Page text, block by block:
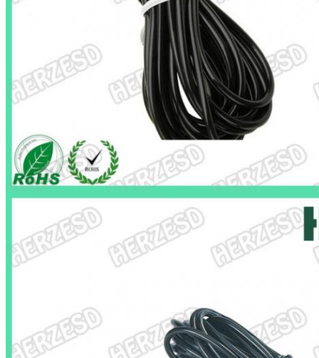
Zostaw wiadomość
Oddzwonimy wkrótce!
Zatwierdź